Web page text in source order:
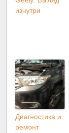
изнутри
Диагностика и
ремонт